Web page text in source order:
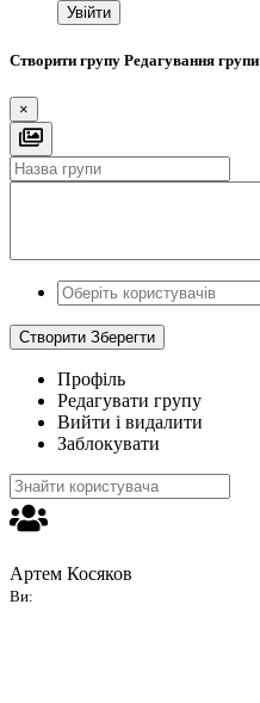
Увійти
Створити групу Редагування групи
×
Створити Зберегти
Профіль
Редагувати групу
Вийти і видалити
Заблокувати
Артем Косяков
Ви: